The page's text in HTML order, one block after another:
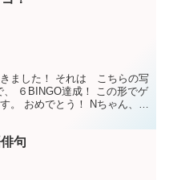
ました！ それは こちらの写
６BINGO達成！ この形でゲ
。 おめでとう！ Nちゃん、
句